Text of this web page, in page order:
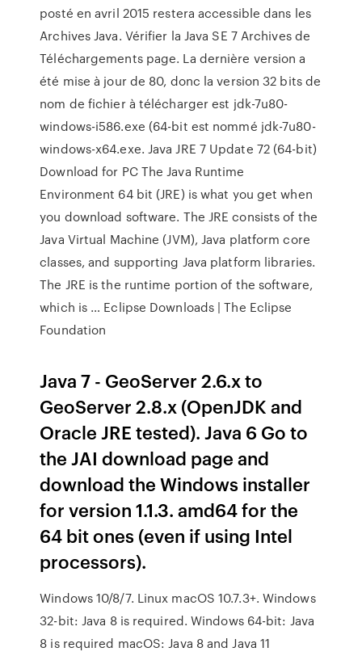
posté en avril 2015 restera accessible dans les
Archives Java. Vérifier la Java SE 7 Archives de
Téléchargements page. La dernière version a
été mise à jour de 80, donc la version 32 bits de
nom de fichier à télécharger est jdk-7u80-
windows-i586.exe (64-bit est nommé jdk-7u80-
windows-x64.exe. Java JRE 7 Update 72 (64-bit)
Download for PC The Java Runtime
Environment 64 bit (JRE) is what you get when
you download software. The JRE consists of the
Java Virtual Machine (JVM), Java platform core
classes, and supporting Java platform libraries.
The JRE is the runtime portion of the software,
which is … Eclipse Downloads | The Eclipse
Foundation
Java 7 - GeoServer 2.6.x to
GeoServer 2.8.x (OpenJDK and
Oracle JRE tested). Java 6 Go to
the JAI download page and
download the Windows installer
for version 1.1.3. amd64 for the
64 bit ones (even if using Intel
processors).
Windows 10/8/7. Linux macOS 10.7.3+. Windows
32-bit: Java 8 is required. Windows 64-bit: Java
8 is required macOS: Java 8 and Java 11